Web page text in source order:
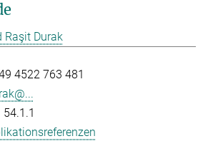
Raşit Durak
4522 763 481
54.1.1